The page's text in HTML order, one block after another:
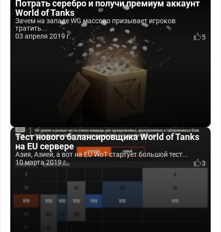
Потрать серебро и получи премиум аккаунт
World of Tanks
Зачем на западе WG массово призывает игроков
тратить...
03 апреля 2019 г.
5
Тест нового балансировщика World of Tanks
на EU сервере
Азия, Азией, а вот на EU WoT стартует большой тест...
10 марта 2019 г.
3